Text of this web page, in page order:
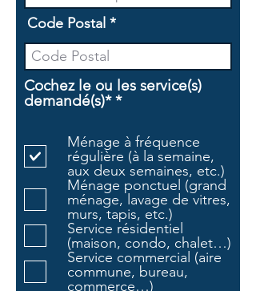
Code Postal
Cochez le ou les service(s)
demandé(s)* *O
g
a
t
o
i
r
e
Ménage à fréquence
régulière (à la semaine,
aux deux semaines, etc.)
Ménage ponctuel (grand
ménage, lavage de vitres,
murs, tapis, etc.)
Service résidentiel
(maison, condo, chalet…)
Service commercial (aire
commune, bureau,
commerce…)